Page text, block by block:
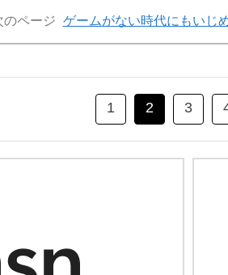
のページ ゲームがない時代にもいじ
1 2 3